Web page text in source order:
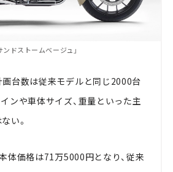
ドストームベージュ」
台数は従来モデルと同じ2000台
ンや車体サイズ、重量といった主
い。
体価格は71万5000円となり、従来